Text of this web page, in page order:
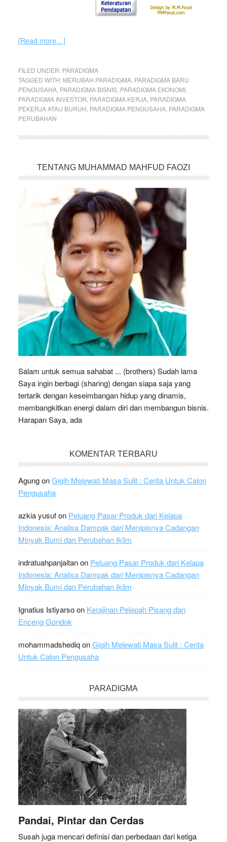
[Read more…]
FILED UNDER: PARADIGMA
TAGGED WITH: MERUBAH PARADIGMA, PARADIGMA BARU
PENGUSAHA, PARADIGMA BISNIS, PARADIGMA EKONOMI,
PARADIGMA INVESTOR PARADIGMA KERJA, PARADIGMA
PEKERJA ATAU BURUH PARADIGMA PENGUSAHA, PARADIGMA
PERUBAHAN
TENTANG MUHAMMAD MAHFUD FAOZI
Salam untuk semua sahabat ... (brothers) Sudah lama
Saya ingin berbagi (sharing) dengan siapa saja yang
tertarik dengan keseimbangan hidup yang dinamis,
membangkitkan energi dalam diri dan membangun bisnis.
Harapan Saya, ada
KOMENTAR TERBARU
AgungonGigih Melewati Masa Sulit : Cerita Untuk Calon
Pengusaha
azkia yusufon Peluang Pasar Produk dari Kelapa
Indonesia: Analisa Dampak dari Menipisnya Cadangan
Minyak Bumi dan Perubahan Iklim
indratuahpanjaitanon Peluang Pasar Produk dari Kelapa
Indonesia: Analisa Dampak dari Menipisnya Cadangan
Minyak Bumi dan Perubahan Iklim
Ignatius Istiyarsoon Kerajinan Pelepah Pisang dan
Enceng Gondok
mohammadshediqonGigih Melewati Masa Sulit : Cerita
Untuk Calon Pengusaha
PARADIGMA
Pandai, Pintar dan Cerdas
Susah juga mencari definisi dan perbedaan dari ketiga